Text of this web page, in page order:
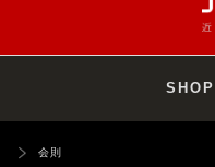
会則